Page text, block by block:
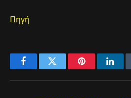
Πηγή
FacebookTwitter Pinterest